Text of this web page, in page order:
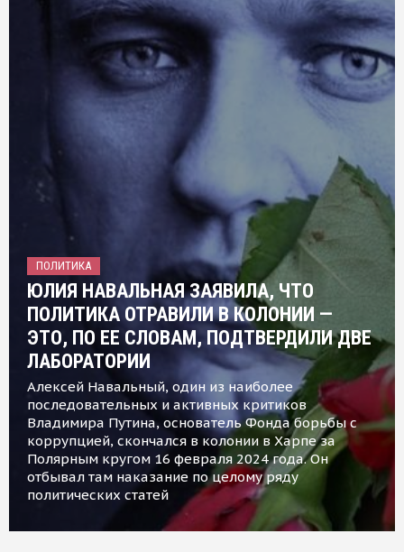
ПОЛИТИКА
ЮЛИЯ НАВАЛЬНАЯ ЗАЯВИЛА, ЧТО
ПОЛИТИКА ОТРАВИЛИ В КОЛОНИИ —
ЭТО, ПО ЕЕ СЛОВАМ, ПОДТВЕРДИЛИ ДВЕ
ЛАБОРАТОРИИ
Алексей Навальный, один из наиболее
последовательных и активных критиков
Владимира Путина, основатель Фонда борьбы с
коррупцией, скончался в колонии в Харпе за
Полярным кругом 16 февраля 2024 года. Он
отбывал там наказание по целому ряду
политических статей